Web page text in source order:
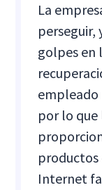
La
golpes en
empleado
por lo
productos
Internet